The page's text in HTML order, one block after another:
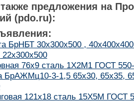
предложения на
(pdo.ru):
БрНБТ 30х300х500 ,
76x9 сталь 1Х2М1 ГОСТ
БрАЖМц10-3-1,5 65х30, 65х35,
121x18 сталь 15Х5М ГОСТ